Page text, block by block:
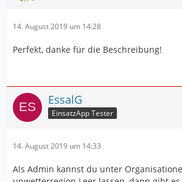
14. August 2019 um 14:28
Perfekt, danke für die Beschreibung!
EssalG
EinsatzApp Tester
14. August 2019 um 14:33
Als Admin kannst du unter